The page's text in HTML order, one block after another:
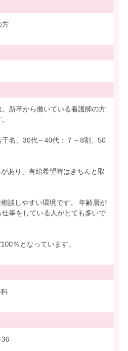
方
新卒から働いている看護師の方
名、30代～40代：７～8割、50
あり、有給希望時はきちんと取
談しやすい環境です。 年齢層が
事をしている人がとても多いで
％となっています。
36